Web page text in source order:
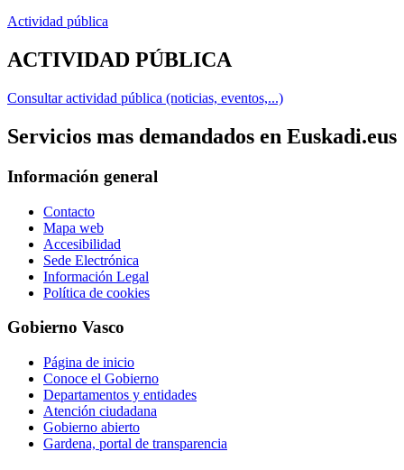
Actividad pública
ACTIVIDAD PÚBLICA
Consultar actividad pública (noticias, eventos,...)
Servicios mas demandados en Euskadi.eus
Información general
Contacto
Mapa web
Accesibilidad
Sede Electrónica
Información Legal
Política de cookies
Gobierno Vasco
Página de inicio
Conoce el Gobierno
Departamentos y entidades
Atención ciudadana
Gobierno abierto
Gardena, portal de transparencia